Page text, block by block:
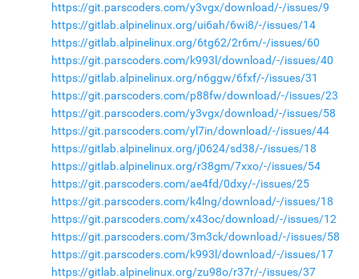
https://git.parscoders.com/y3vgx/download/-/issues/9
https://gitlab.alpinelinux.org/ui6ah/6wi8/-/issues/14
https://gitlab.alpinelinux.org/6tg62/2r6m/-/issues/60
https://git.parscoders.com/k993l/download/-/issues/40
https://gitlab.alpinelinux.org/n6ggw/6fxf/-/issues/31
https://git.parscoders.com/p88fw/download/-/issues/23
https://git.parscoders.com/y3vgx/download/-/issues/58
https://git.parscoders.com/yl7in/download/-/issues/44
https://gitlab.alpinelinux.org/j0624/sd38/-/issues/18
https://gitlab.alpinelinux.org/r38gm/7xxo/-/issues/54
https://git.parscoders.com/ae4fd/0dxy/-/issues/25
https://git.parscoders.com/k4lng/download/-/issues/18
https://git.parscoders.com/x43oc/download/-/issues/12
https://git.parscoders.com/3m3ck/download/-/issues/58
https://git.parscoders.com/k993l/download/-/issues/17
https://gitlab.alpinelinux.org/zu98o/r37r/-/issues/37